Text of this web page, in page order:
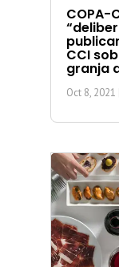
COPA-
CCI
granja
Oct 8, 2021